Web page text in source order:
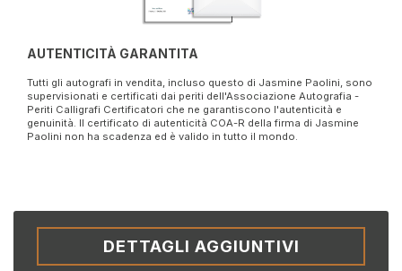
AUTENTICITÀ GARANTITA
Tutti gli autografi in vendita, incluso questo di Jasmine Paolini, sono
supervisionati e certificati dai periti dell'Associazione Autografia -
Periti Calligrafi Certificatori che ne garantiscono l'autenticità e
genuinità. Il certificato di autenticità COA-R della firma di Jasmine
Paolini non ha scadenza ed è valido in tutto il mondo.
DETTAGLI AGGIUNTIVI